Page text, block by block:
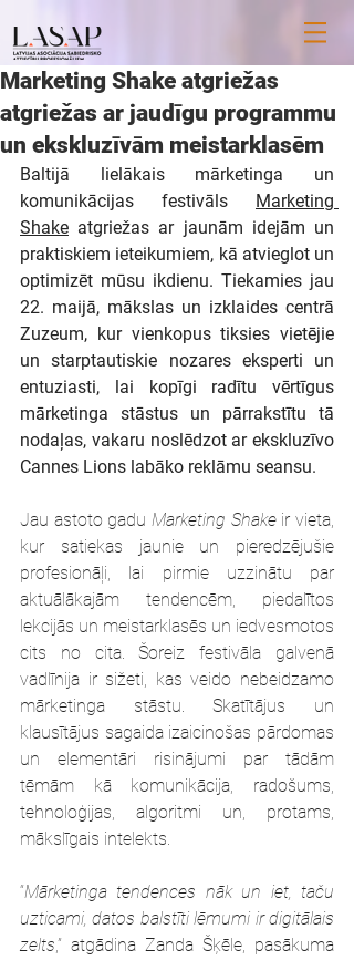
Marketing Shake atgriežas
atgriežas ar jaudīgu programmu
un ekskluzīvām meistarklasēm
Baltijā lielākais mārketinga un
komunikācijas festivāls Marketing
Shake atgriežas ar jaunām idejām un
praktiskiem ieteikumiem, kā atvieglot un
optimizēt mūsu ikdienu. Tiekamies jau
22. maijā, mākslas un izklaides centrā
Zuzeum, kur vienkopus tiksies vietējie
un starptautiskie nozares eksperti un
entuziasti, lai kopīgi radītu vērtīgus
mārketinga stāstus un pārrakstītu tā
nodaļas, vakaru noslēdzot ar ekskluzīvo
Cannes Lions labāko reklāmu seansu.
Jau astoto gadu Marketing Shake ir vieta,
kur satiekas jaunie un pieredzējušie
profesionāļi, lai pirmie uzzinātu par
aktuālākajām tendencēm, piedalītos
lekcijās un meistarklasēs un iedvesmotos
cits no cita. Šoreiz festivāla galvenā
vadlīnija ir sižeti, kas veido nebeidzamo
mārketinga stāstu. Skatītājus un
klausītājus sagaida izaicinošas pārdomas
un elementāri risinājumi par tādām
tēmām kā komunikācija, radošums,
tehnoloģijas, algoritmi un, protams,
mākslīgais intelekts.
“Mārketinga tendences nāk un iet, taču
uzticami, datos balstīti lēmumi ir digitālais
zelts,” atgādina Zanda Šķēle, pasākuma